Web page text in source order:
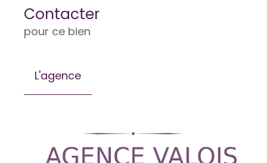
Contacter
pour ce bien
L'agence